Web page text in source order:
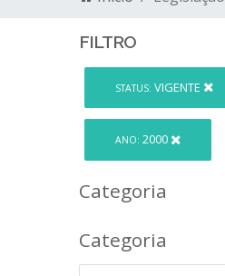
FILTRO
STATUS: VIGENTE
ANO: 2000
Categoria
Categoria